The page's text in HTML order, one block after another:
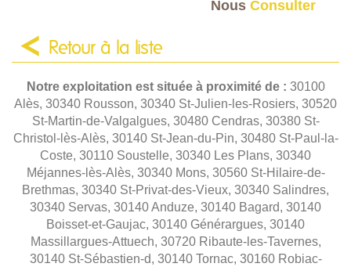
Nous Consulter
Retour à la liste
Notre exploitation est située à proximité de : 30100
Alès, 30340 Rousson, 30340 St-Julien-les-Rosiers, 30520
St-Martin-de-Valgalgues, 30480 Cendras, 30380 St-
Christol-lès-Alès, 30140 St-Jean-du-Pin, 30480 St-Paul-la-
Coste, 30110 Soustelle, 30340 Les Plans, 30340
Méjannes-lès-Alès, 30340 Mons, 30560 St-Hilaire-de-
Brethmas, 30340 St-Privat-des-Vieux, 30340 Salindres,
30340 Servas, 30140 Anduze, 30140 Bagard, 30140
Boisset-et-Gaujac, 30140 Générargues, 30140
Massillargues-Attuech, 30720 Ribaute-les-Tavernes,
30140 St-Sébastien-d, 30140 Tornac, 30160 Robiac-